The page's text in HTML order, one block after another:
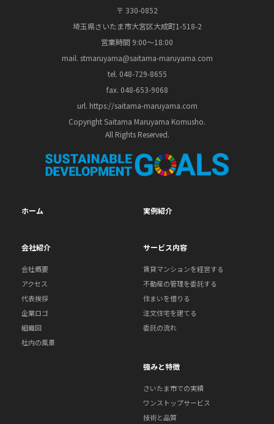
〒 330-0852
埼玉県さいたま市大宮区大成町1-518-2
営業時間 9:00～18:00
mail. stmaruyama@saitama-maruyama.com
tel. 048-729-8655
fax. 048-653-9068
url. https://saitama-maruyama.com
Copyright Saitama Maruyama Komusho.
All Rights Reserved.
ホーム
会社紹介
会社概要
アクセス
代表挨拶
企業ロゴ
組織図
社内の風景
実例紹介
サービス内容
賃貸マンションを経営する
不動産の管理を委託する
住まいを借りる
注文住宅を建てる
委託の流れ
強みと特徴
さいたま市での実績
ワンストップサービス
技術と品質